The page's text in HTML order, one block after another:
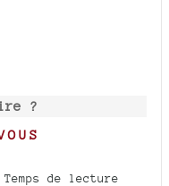
?
de lecture